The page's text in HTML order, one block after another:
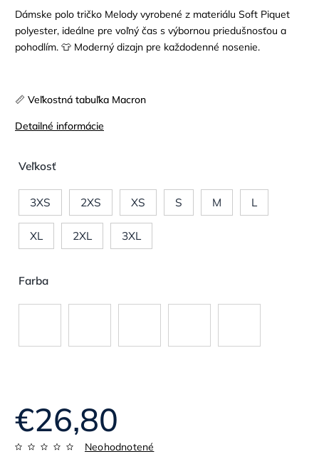
Dámske polo tričko Melody vyrobené z materiálu Soft Piquet
polyester, ideálne pre voľný čas s výbornou priedušnosťou a
pohodlím. 👕 Moderný dizajn pre každodenné nosenie.
📏 Veľkostná tabuľka Macron
Detailné informácie
Veľkosť
3XS 2XS XS S M L
XL 2XL 3XL
Farba
Neohodnotené
€26,80